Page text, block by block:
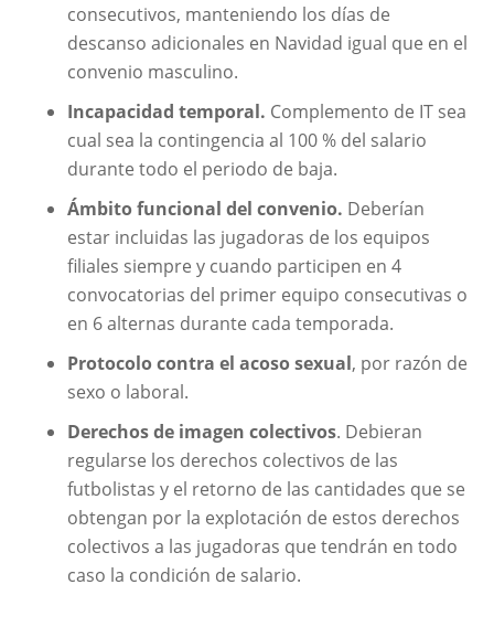
consecutivos, manteniendo los días de
descanso adicionales en Navidad igual que en el
convenio masculino.
Incapacidad temporal. Complemento de IT sea
cual sea la contingencia al 100 % del salario
durante todo el periodo de baja.
Ámbito funcional del convenio. Deberían
estar incluidas las jugadoras de los equipos
filiales siempre y cuando participen en 4
convocatorias del primer equipo consecutivas o
en 6 alternas durante cada temporada.
Protocolo contra el acoso sexual, por razón de
sexo o laboral.
Derechos de imagen colectivos. Debieran
regularse los derechos colectivos de las
futbolistas y el retorno de las cantidades que se
obtengan por la explotación de estos derechos
colectivos a las jugadoras que tendrán en todo
caso la condición de salario.